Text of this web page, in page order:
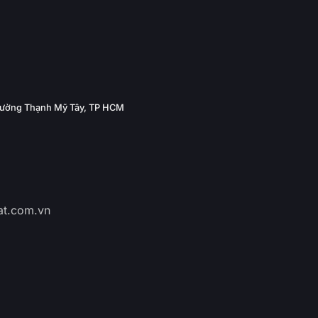
Thạnh Mỹ Tây, TP HCM